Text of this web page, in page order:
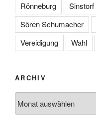
Rönneburg
Sinstorf
Sören Schumacher
Vereidigung
Wahl
ARCHIV